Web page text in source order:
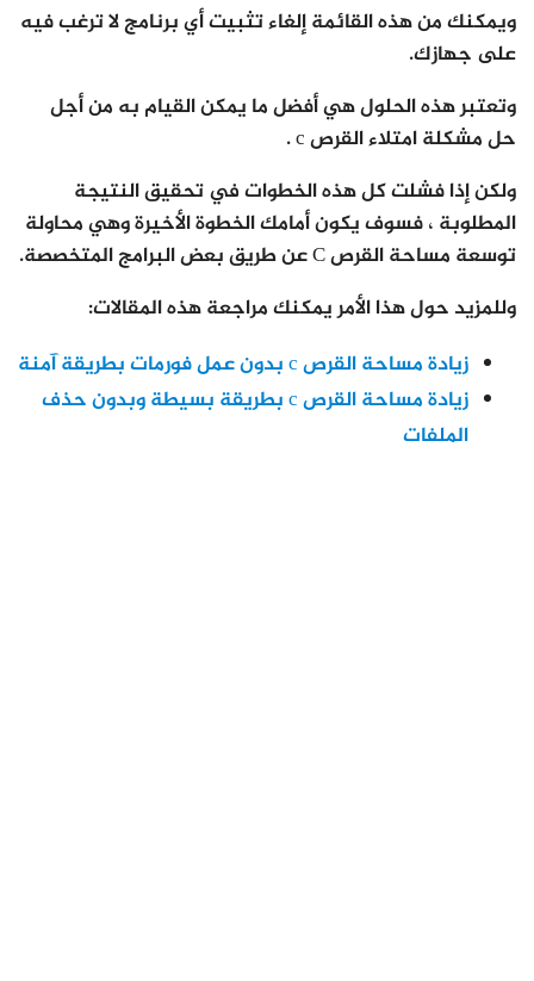
ويمكنك من هذه القائمة إلغاء تثبيت أي برنامج لا ترغب فيه
على جهازك.
وتعتبر هذه الحلول هي أفضل ما يمكن القيام به من أجل
حل مشكلة امتلاء القرص c .
ولكن إذا فشلت كل هذه الخطوات في تحقيق النتيجة
المطلوبة ، فسوف يكون أمامك الخطوة الأخيرة وهي محاولة
توسعة مساحة القرص C عن طريق بعض البرامج المتخصصة.
وللمزيد حول هذا الأمر يمكنك مراجعة هذه المقالات:
زيادة مساحة القرص c بدون عمل فورمات بطريقة آمنة
زيادة مساحة القرص c بطريقة بسيطة وبدون حذف
الملفات